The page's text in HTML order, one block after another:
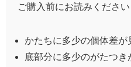
ご購入前にお読みください
かたちに多少の個体差が
底部分に多少のがたつき